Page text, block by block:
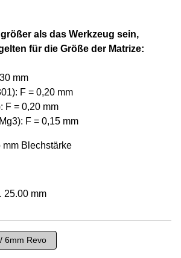
als das Werkzeug sein,
für die Größe der Matrize:
mm
F = 0,20 mm
F = 0,20 mm
F = 0,15 mm
mm Blechstärke
25.00 mm
6mm Revo